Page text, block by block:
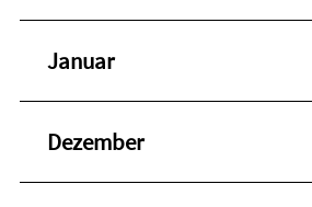
Januar
Dezember